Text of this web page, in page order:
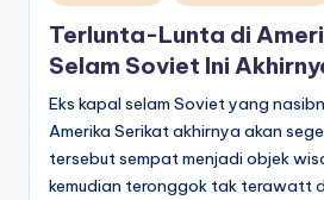
in
Terlunta-Lunta di
Selam Soviet Ini
Eks kapal selam Soviet yang
Amerika Serikat akhirnya akan
tersebut sempat menjadi objek
kemudian teronggok tak terawatt